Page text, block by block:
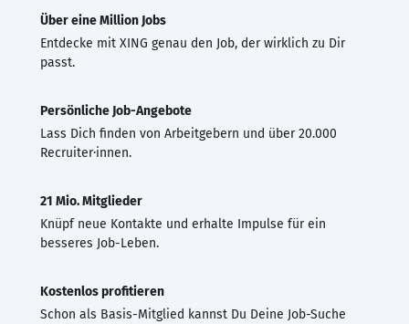
Über eine Million Jobs
Entdecke mit XING genau den Job, der wirklich zu Dir
passt.
Persönliche Job-Angebote
Lass Dich finden von Arbeitgebern und über 20.000
Recruiter·innen.
21 Mio. Mitglieder
Knüpf neue Kontakte und erhalte Impulse für ein
besseres Job-Leben.
Kostenlos profitieren
Schon als Basis-Mitglied kannst Du Deine Job-Suche